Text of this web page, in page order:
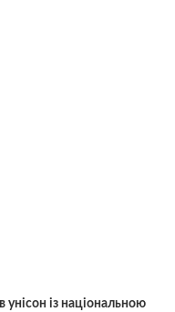
унісон із національною